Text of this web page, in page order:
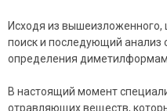
Исходя из вышеизложенного,
поиск и последующий
определения
В настоящий момент
отравляющих веществ,